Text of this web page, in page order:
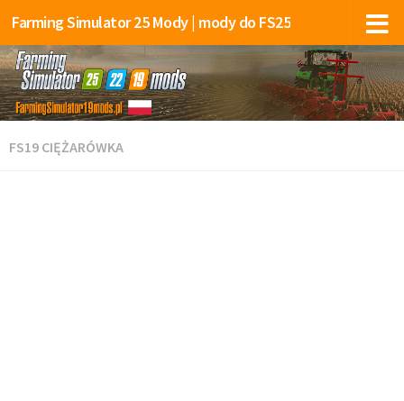
Farming Simulator 25 Mody | mody do FS25
FS19 CIĘŻARÓWKA